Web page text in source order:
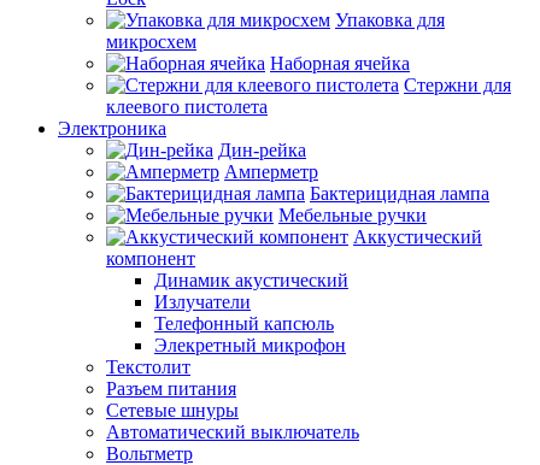
Упаковка для
микросхем
Наборная ячейка
Стержни для
клеевого пистолета
Электроника
Дин-рейка
Амперметр
Бактерицидная лампа
Мебельные ручки
Аккустический
компонент
Динамик акустический
Излучатели
Телефонный капсюль
Элекретный микрофон
Текстолит
Разъем питания
Сетевые шнуры
Автоматический выключатель
Вольтметр